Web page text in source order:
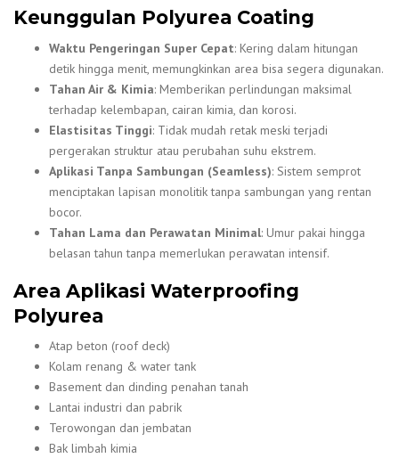
Keunggulan Polyurea Coating
Waktu Pengeringan Super Cepat: Kering dalam hitungan
detik hingga menit, memungkinkan area bisa segera digunakan.
Tahan Air & Kimia: Memberikan perlindungan maksimal
terhadap kelembapan, cairan kimia, dan korosi.
Elastisitas Tinggi: Tidak mudah retak meski terjadi
pergerakan struktur atau perubahan suhu ekstrem.
Aplikasi Tanpa Sambungan (Seamless): Sistem semprot
menciptakan lapisan monolitik tanpa sambungan yang rentan
bocor.
Tahan Lama dan Perawatan Minimal: Umur pakai hingga
belasan tahun tanpa memerlukan perawatan intensif.
Area Aplikasi Waterproofing
Polyurea
Atap beton (roof deck)
Kolam renang & water tank
Basement dan dinding penahan tanah
Lantai industri dan pabrik
Terowongan dan jembatan
Bak limbah kimia